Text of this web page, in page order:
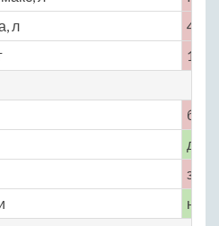
л
40
1110